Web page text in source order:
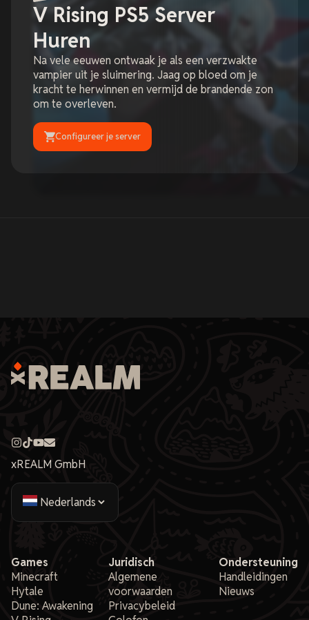
V Rising PS5 Server
Huren
Na vele eeuwen ontwaak je als een verzwakte
vampier uit je sluimering. Jaag op bloed om je
kracht te herwinnen en vermijd de brandende zon
om te overleven.
Configureer je server
xREALM GmbH
Games
Minecraft
Hytale
Dune: Awakening
Juridisch
Algemene
voorwaarden
Privacybeleid
Ondersteuning
Handleidingen
Nieuws